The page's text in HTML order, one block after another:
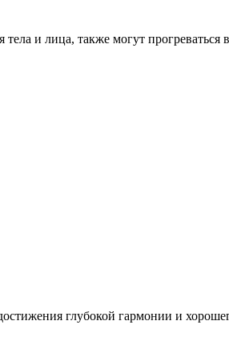
и лица, также могут прогреваться
глубокой гармонии и